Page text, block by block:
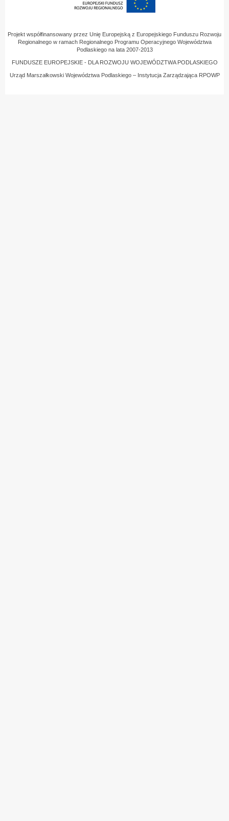
Projekt współfinansowany przez Unię Europejską z Europejskiego Funduszu Rozwoju
Regionalnego w ramach Regionalnego Programu Operacyjnego Województwa
Podlaskiego na lata 2007-2013
FUNDUSZE EUROPEJSKIE - DLA ROZWOJU WOJEWÓDZTWA PODLASKIEGO
Urząd Marszałkowski Województwa Podlaskiego – Instytucja Zarządzająca RPOWP